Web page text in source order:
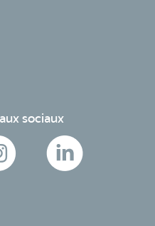
sociaux